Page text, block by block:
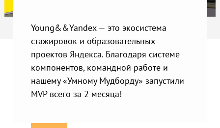
Young&&Yandex — это экосистема
стажировок и образовательных
проектов Яндекса. Благодаря системе
компонентов, командной работе и
нашему «Умному Мудборду» запустили
MVP всего за 2 месяца!